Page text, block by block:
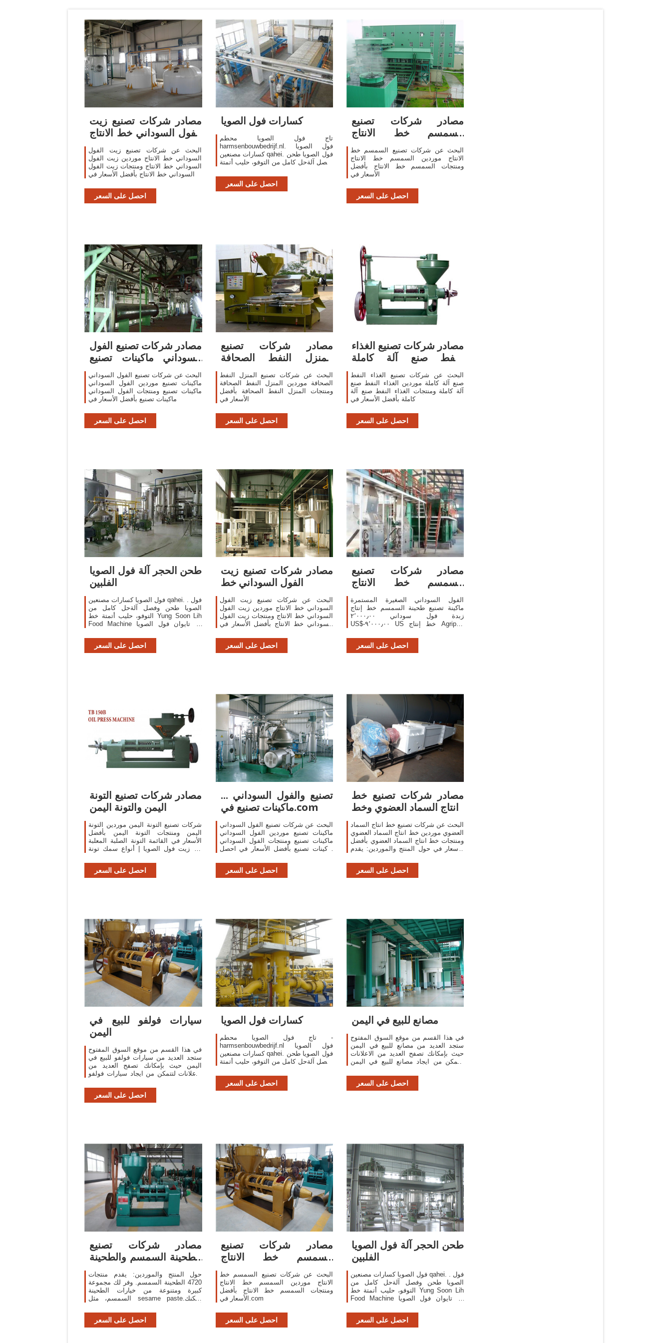
مصادر شركات تصنيع زيت
الفول السوداني خط الانتاج
وزيت الفول
البحث عن شركات تصنيع زيت الفول
السوداني خط الانتاج موردين زيت الفول
السوداني خط الانتاج ومنتجات زيت الفول
السوداني خط الانتاج بأفضل الأسعار في
احصل على السعر
كسارات فول الصويا
تاج فول الصويا محطم
harmsenbouwbedrijf.nl. فول الصويا
كسارات مصنعين qahei. فول الصويا طحن
وفصل آلةحل كامل من التوفو، حليب أتمتة
تايوان فول الصويا طحن وفصل آلة الصانع
احصل على السعر
مصادر شركات تصنيع
السمسم خط الانتاج
والسمسم خط الانتاج في
البحث عن شركات تصنيع السمسم خط
الانتاج موردين السمسم خط الانتاج
ومنتجات السمسم خط الانتاج بأفضل
الأسعار في
احصل على السعر
مصادر شركات تصنيع الفول
السوداني ماكينات تصنيع
والفول
البحث عن شركات تصنيع الفول السوداني
ماكينات تصنيع موردين الفول السوداني
ماكينات تصنيع ومنتجات الفول السوداني
ماكينات تصنيع بأفضل الأسعار في
احصل على السعر
مصادر شركات تصنيع
المنزل النفط الصحافة
والمنزل النفط
البحث عن شركات تصنيع المنزل النفط
الصحافة موردين المنزل النفط الصحافة
ومنتجات المنزل النفط الصحافة بأفضل
الأسعار في
احصل على السعر
مصادر شركات تصنيع الغذاء
النفط صنع آلة كاملة
والغذاء النفط
البحث عن شركات تصنيع الغذاء النفط
صنع آلة كاملة موردين الغذاء النفط صنع
آلة كاملة ومنتجات الغذاء النفط صنع آلة
كاملة بأفضل الأسعار في
احصل على السعر
طحن الحجر آلة فول الصويا
الفلبين
فول الصويا كسارات مصنعين qahei. . فول
الصويا طحن وفصل آلةحل كامل من
التوفو، حليب أتمتة خط Yung Soon Lih
Food Machine هو تايوان فول الصويا
الصويا خط إنتاج المورد.
احصل على السعر
مصادر شركات تصنيع زيت
الفول السوداني خط
البحث عن شركات تصنيع زيت الفول
السوداني خط الانتاج موردين زيت الفول
السوداني خط الانتاج ومنتجات زيت الفول
السوداني خط الانتاج بأفضل الأسعار في
ساعة!
احصل على السعر
مصادر شركات تصنيع
السمسم خط الانتاج
والسمسم خط
الفول السوداني الصغيرة المستمرة
ماكينة تصنيع طحينة السمسم خط إنتاج
زبدة فول سوداني ٢٬٠٠٠٫٠٠
US$-٩٬٠٠٠٫٠٠ US خط إنتاج Agriprof
مجموعات
احصل على السعر
مصادر شركات تصنيع التونة
اليمن والتونة اليمن
شركات تصنيع التونة اليمن موردين التونة
اليمن ومنتجات التونة اليمن بأفضل
الأسعار في القائمة التونة الصلبة المعلبة
في زيت فول الصويا | أنواع سمك تونة
احصل على السعر
... تصنيع والفول السوداني
ماكينات تصنيع في.com
البحث عن شركات تصنيع الفول السوداني
ماكينات تصنيع موردين الفول السوداني
ماكينات تصنيع ومنتجات الفول السوداني
ماكينات تصنيع بأفضل الأسعار في احصل
احصل على السعر
مصادر شركات تصنيع خط
انتاج السماد العضوي وخط
البحث عن شركات تصنيع خط انتاج السماد
العضوي موردين خط انتاج السماد العضوي
ومنتجات خط انتاج السماد العضوي بأفضل
الأسعار في حول المنتج والموردين: يقدم
احصل على السعر
سيارات فولفو للبيع في
اليمن
في هذا القسم من موقع السوق المفتوح
ستجد العديد من سيارات فولفو للبيع في
اليمن حيث بإمكانك تصفح العديد من
الاعلانات لتتمكن من ايجاد سيارات فولفو
احصل على السعر
كسارات فول الصويا
تاج فول الصويا محطم -
harmsenbouwbedrijf.nl فول الصويا
كسارات مصنعين qahei. فول الصويا طحن
وفصل آلةحل كامل من التوفو، حليب أتمتة
تايوان فول الصويا طحن وفصل آلة الصانع
احصل على السعر
مصانع للبيع في اليمن
في هذا القسم من موقع السوق المفتوح
ستجد العديد من مصانع للبيع في اليمن
حيث بإمكانك تصفح العديد من الاعلانات
لتتمكن من ايجاد مصانع للبيع في اليمن
والسعر المناسب.
احصل على السعر
مصادر شركات تصنيع
الطحينة السمسم والطحينة
حول المنتج والموردين: يقدم منتجات
4720 الطحينة السمسم. وفر لك مجموعة
كبيرة ومتنوعة من خيارات الطحينة
السمسم، مثل sesame paste.يمكنك
ار سي، وإيزو، وhaccp توثيق الطحينة
السمسم.وكذلك ...
احصل على السعر
مصادر شركات تصنيع
السمسم خط الانتاج
والسمسم خط الانتاج في ...البحث عن شركات تصنيع السمسم خط
الانتاج موردين السمسم خط الانتاج
ومنتجات السمسم خط الانتاج بأفضل
الأسعار في.com
احصل على السعر
طحن الحجر آلة فول الصويا
الفلبين
فول الصويا كسارات مصنعين qahei. . فول
الصويا طحن وفصل آلةحل كامل من
التوفو، حليب أتمتة خط Yung Soon Lih
Food Machine هو تايوان فول الصويا
الصويا خط إنتاج المورد.
احصل على السعر